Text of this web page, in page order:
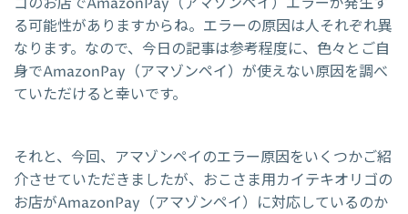
る可能性がありますからね。エラーの原因は人それぞれ異
なります。なので、今日の記事は参考程度に、色々とご自
身でAmazonPay（アマゾンペイ）が使えない原因を調べ
ていただけると幸いです。
それと、今回、アマゾンペイのエラー原因をいくつかご紹
介させていただきましたが、おこさま用カイテキオリゴの
お店がAmazonPay（アマゾンペイ）に対応しているのか